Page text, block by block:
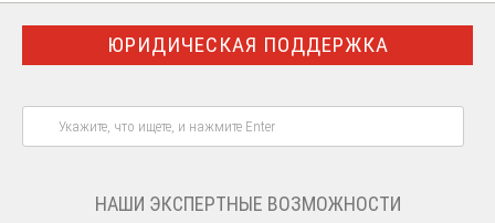
ЮРИДИЧЕСКАЯ ПОДДЕРЖКА
НАШИ ЭКСПЕРТНЫЕ ВОЗМОЖНОСТИ